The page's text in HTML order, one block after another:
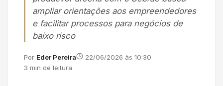
ampliar orientações aos empreendedores
e facilitar processos para negócios de
baixo risco
Por Eder Pereira
22/06/2026 às 10:30
3 min de leitura